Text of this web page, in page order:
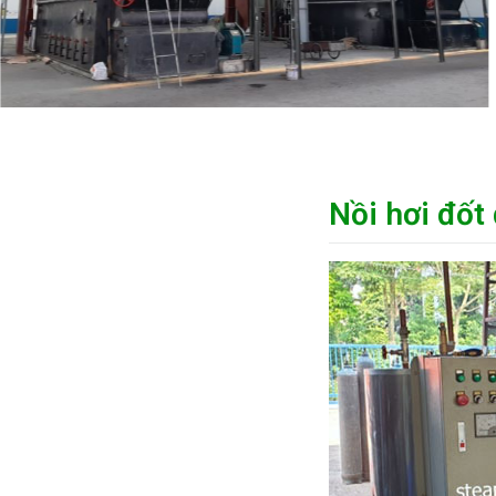
Nồi hơi đốt